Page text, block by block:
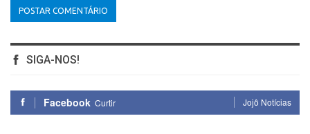
SIGA-NOS!
Facebook Curtir Jojô Notícias